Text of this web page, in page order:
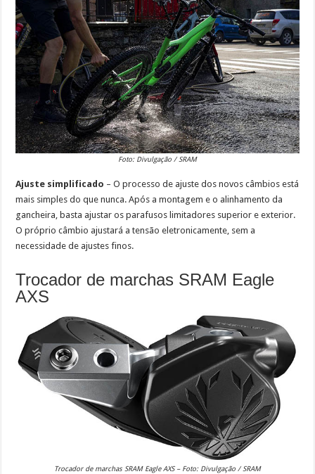
Foto: Divulgação / SRAM
Ajuste simplificado – O processo de ajuste dos novos câmbios está
mais simples do que nunca. Após a montagem e o alinhamento da
gancheira, basta ajustar os parafusos limitadores superior e exterior.
O próprio câmbio ajustará a tensão eletronicamente, sem a
necessidade de ajustes finos.
Trocador de marchas SRAM Eagle
AXS
Trocador de marchas SRAM Eagle AXS – Foto: Divulgação / SRAM